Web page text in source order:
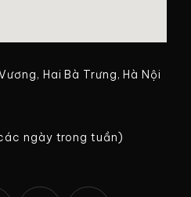
Hai Bà Trưng, Hà Nội
ngày trong tuần)